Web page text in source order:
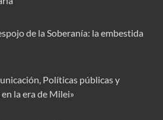
de la Soberanía: la embestida
Políticas públicas y
la era de Milei»